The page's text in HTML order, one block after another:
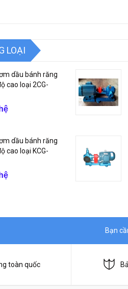
LOẠI
dầu bánh răng
cao loại 2CG-
dầu bánh răng
cao loại KCG-
Bạn
toàn quốc